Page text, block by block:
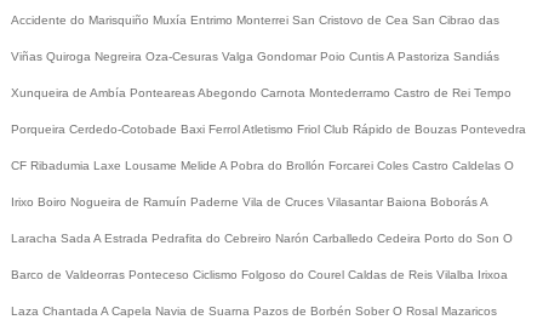
Accidente do Marisquiño Muxía Entrimo Monterrei San Cristovo de Cea San Cibrao das
Viñas Quiroga Negreira Oza-Cesuras Valga Gondomar Poio CuntisA Pastoriza Sandiás
Xunqueira de Ambía PonteareasAbegondo Carnota Montederramo Castro de Rei Tempo
Porqueira Cerdedo-Cotobade Baxi FerrolAtletismo Friol Club Rápido de Bouzas Pontevedra
CF Ribadumia Laxe Lousame Melide A Pobra do Brollón Forcarei Coles Castro Caldelas O
Irixo Boiro Nogueira de Ramuín Paderne Vila de Cruces Vilasantar Baiona BoborásA
Laracha Sada A Estrada Pedrafita do Cebreiro Narón Carballedo Cedeira Porto do Son O
Barco de Valdeorras Ponteceso Ciclismo Folgoso do Courel Caldas de Reis Vilalba Irixoa
Laza Chantada A Capela Navia de Suarna Pazos de Borbén Sober O Rosal Mazaricos